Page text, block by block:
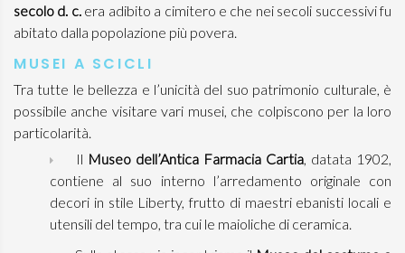
secolo d. c.era adibito a cimitero e che nei secoli successivi fu
abitato dalla popolazione più povera.
MUSEI A SCICLI
Tra tutte le bellezza e l’unicità del suo patrimonio culturale, è
possibile anche visitare vari musei, che colpiscono per la loro
particolarità.
Il Museo dell’Antica Farmacia Cartia, datata 1902,
contiene al suo interno l’arredamento originale con
decori in stile Liberty, frutto di maestri ebanisti locali e
utensili del tempo, tra cui le maioliche di ceramica.